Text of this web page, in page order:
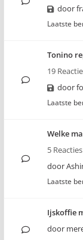
door
Laatste
Tonino
19
door
Laatste
Welke
5
door
Laatste
Ijskoffie
door